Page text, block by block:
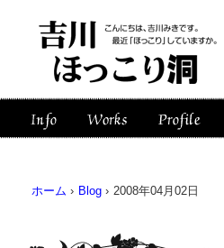
ホーム › Blog › 2008年04月02日